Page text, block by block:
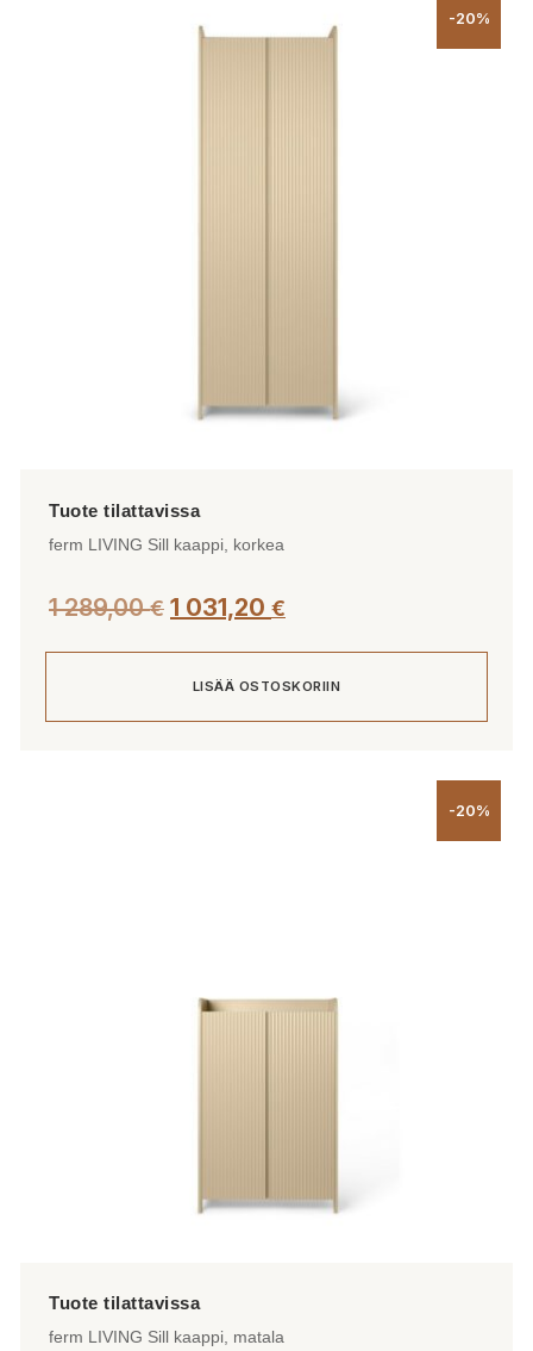
-20%
ferm LIVING Sill kaappi, korkea
1 289,00€ 1 031,20 €
LISÄÄ OSTOSKORIIN
-20%
ferm LIVING Sill kaappi, matala